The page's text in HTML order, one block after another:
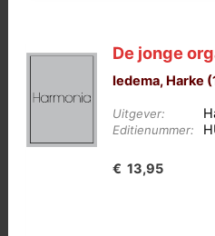
De jonge
Iedema, Harke
Uitgever:
Editienummer:
€ 13,95